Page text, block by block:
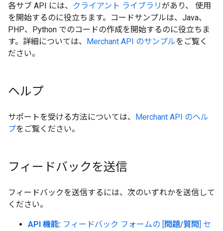
各サブ API には、 クライアント ライブラリがあり、 使用
を開始するのに役立ちます。コードサンプルは、Java、
PHP、Python でのコードの作成を開始するのに役立ちま
す。詳細については、 Merchant API のサンプルをご覧く
ださい。
ヘルプ
サポートを受ける方法については、 Merchant API のヘル
プをご覧ください。
フィードバックを送信
フィードバックを送信するには、次のいずれかを送信して
ください。
API 機能: フィードバック フォームの [問題/質問] セ